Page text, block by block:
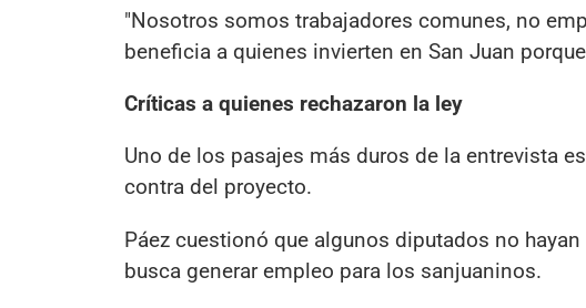
"Nosotros somos trabajadores comunes, no
beneficia a quienes invierten en San Juan
Críticas a quienes rechazaron la ley
Uno de los pasajes más duros de la entrevista
contra del proyecto.
Páez cuestionó que algunos diputados no
busca generar empleo para los sanjuaninos.